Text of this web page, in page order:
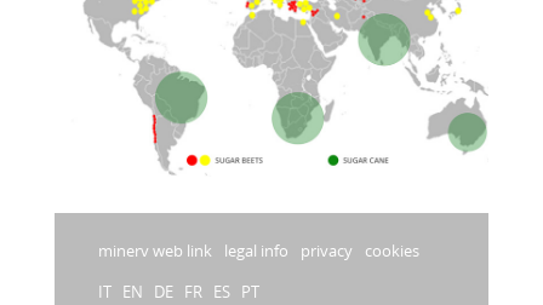
minerv web link legal info privacy
cookies
IT
EN DE FR ES PT